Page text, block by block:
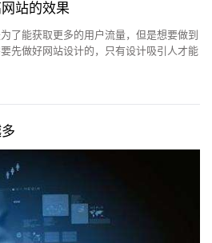
站的效果
了能获取更多的用户流量，但是想要做到
先做好网站设计的，只有设计吸引人才能